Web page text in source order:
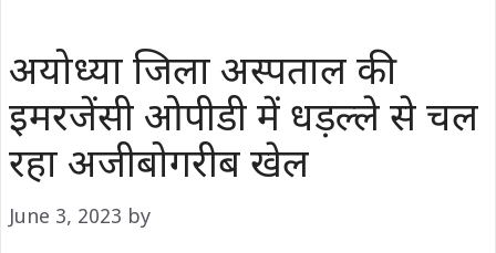
अयोध्या जिला अस्पताल की
इमरजेंसी ओपीडी में धड़ल्ले से चल
रहा अजीबोगरीब खेल
June 3, 2023 by